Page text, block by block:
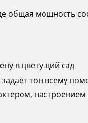
общая мощность
в цветущий сад
тон всему
настроением